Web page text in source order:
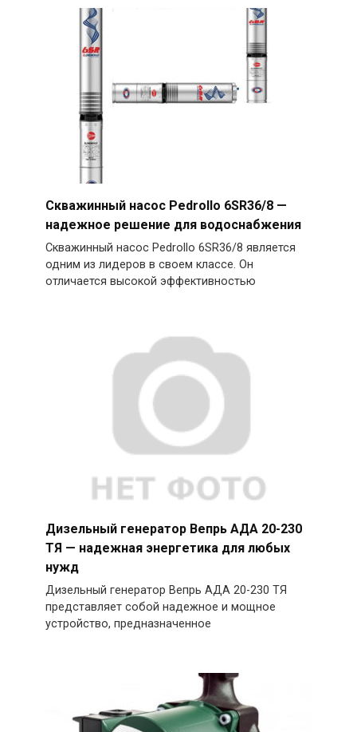
Скважинный насос Pedrollo 6SR36/8 —
надежное решение для водоснабжения
Скважинный насос Pedrollo 6SR36/8 является
одним из лидеров в своем классе. Он
отличается высокой эффективностью
Дизельный генератор Вепрь АДА 20-230
ТЯ — надежная энергетика для любых
нужд
Дизельный генератор Вепрь АДА 20-230 ТЯ
представляет собой надежное и мощное
устройство, предназначенное